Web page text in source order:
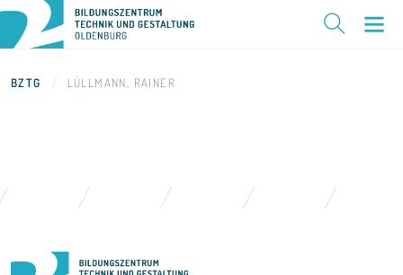
BZTG LÜLLMANN, RAINER